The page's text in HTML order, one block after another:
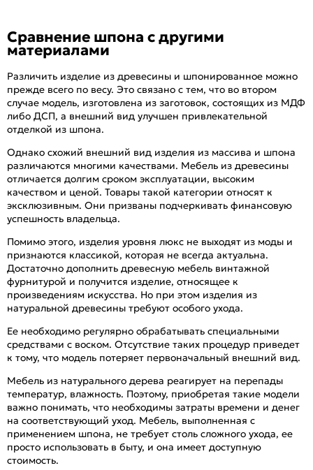
Сравнение шпона с другими
материалами
Различить изделие из древесины и шпонированное можно
прежде всего по весу. Это связано с тем, что во втором
случае модель, изготовлена из заготовок, состоящих из МДФ
либо ДСП, а внешний вид улучшен привлекательной
отделкой из шпона.
Однако схожий внешний вид изделия из массива и шпона
различаются многими качествами. Мебель из древесины
отличается долгим сроком эксплуатации, высоким
качеством и ценой. Товары такой категории относят к
эксклюзивным. Они призваны подчеркивать финансовую
успешность владельца.
Помимо этого, изделия уровня люкс не выходят из моды и
признаются классикой, которая не всегда актуальна.
Достаточно дополнить древесную мебель винтажной
фурнитурой и получится изделие, относящее к
произведениям искусства. Но при этом изделия из
натуральной древесины требуют особого ухода.
Ее необходимо регулярно обрабатывать специальными
средствами с воском. Отсутствие таких процедур приведет
к тому, что модель потеряет первоначальный внешний вид.
Мебель из натурального дерева реагирует на перепады
температур, влажность. Поэтому, приобретая такие модели
важно понимать, что необходимы затраты времени и денег
на соответствующий уход. Мебель, выполненная с
применением шпона, не требует столь сложного ухода, ее
просто использовать в быту, и она имеет доступную
стоимость.